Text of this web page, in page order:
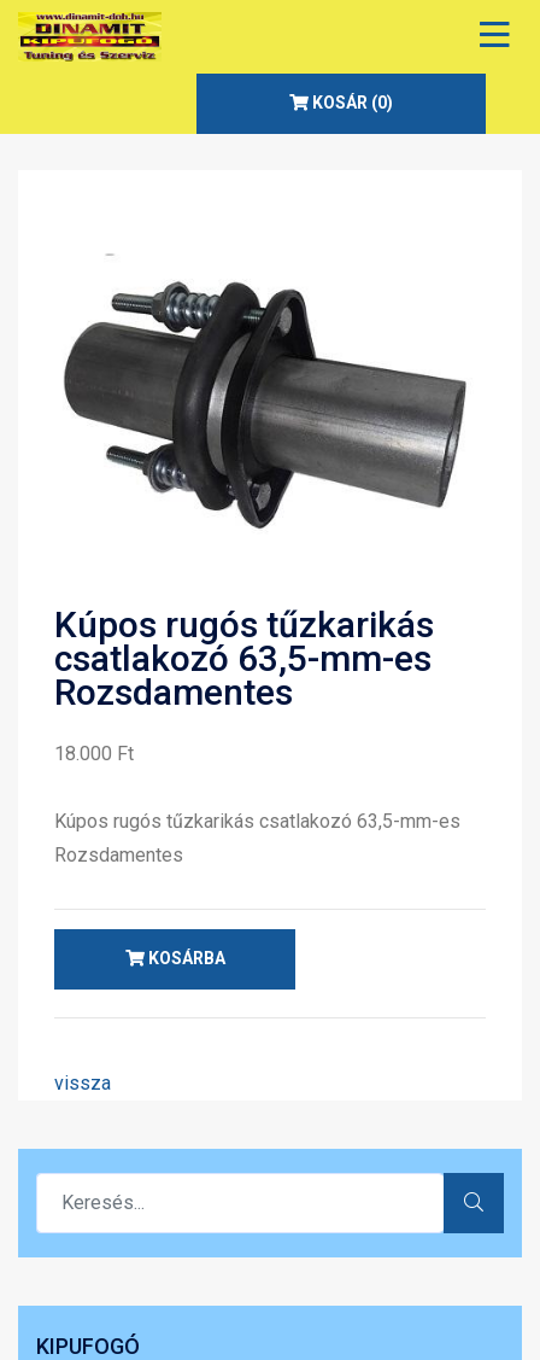
KOSÁR (0)
Kúpos rugós tűzkarikás
csatlakozó 63,5-mm-es
Rozsdamentes
18.000 Ft
Kúpos rugós tűzkarikás csatlakozó 63,5-mm-es
Rozsdamentes
KOSÁRBA
vissza
KIPUFOGÓ